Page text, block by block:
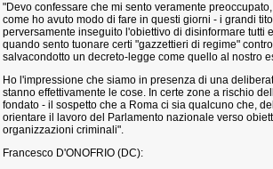
"Devo confessare che mi sento veramente
come ho avuto modo di fare in questi giorni - i grandi
perversamente inseguito l'obiettivo di disinformare
quando sento tuonare certi "gazzettieri di regime"
salvacondotto un decreto-legge come quello al nostro
Ho l'impressione che siamo in presenza di una
stanno effettivamente le cose. In certe zone a rischio
fondato - il sospetto che a Roma ci sia qualcuno che,
orientare il lavoro del Parlamento nazionale verso
organizzazioni criminali".
Francesco D'ONOFRIO (DC):